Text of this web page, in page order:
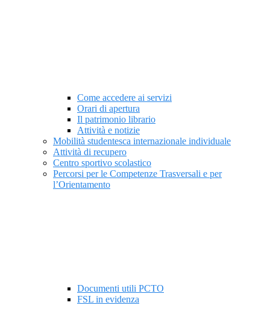
Come accedere ai servizi
Orari di apertura
Il patrimonio librario
Attività e notizie
Mobilità studentesca internazionale individuale
Attività di recupero
Centro sportivo scolastico
Percorsi per le Competenze Trasversali e per
l’Orientamento
Documenti utili PCTO
FSL in evidenza